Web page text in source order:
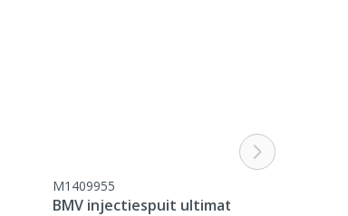
M1409955
BMV injectiespuit ultimate